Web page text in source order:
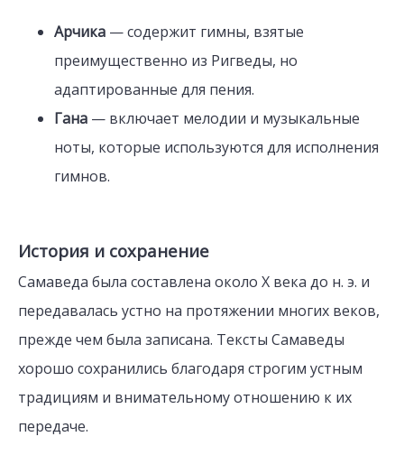
Арчика — содержит гимны, взятые
преимущественно из Ригведы, но
адаптированные для пения.
Гана — включает мелодии и музыкальные
ноты, которые используются для исполнения
гимнов.
История и сохранение
Самаведа была составлена около X века до н. э. и
передавалась устно на протяжении многих веков,
прежде чем была записана. Тексты Самаведы
хорошо сохранились благодаря строгим устным
традициям и внимательному отношению к их
передаче.